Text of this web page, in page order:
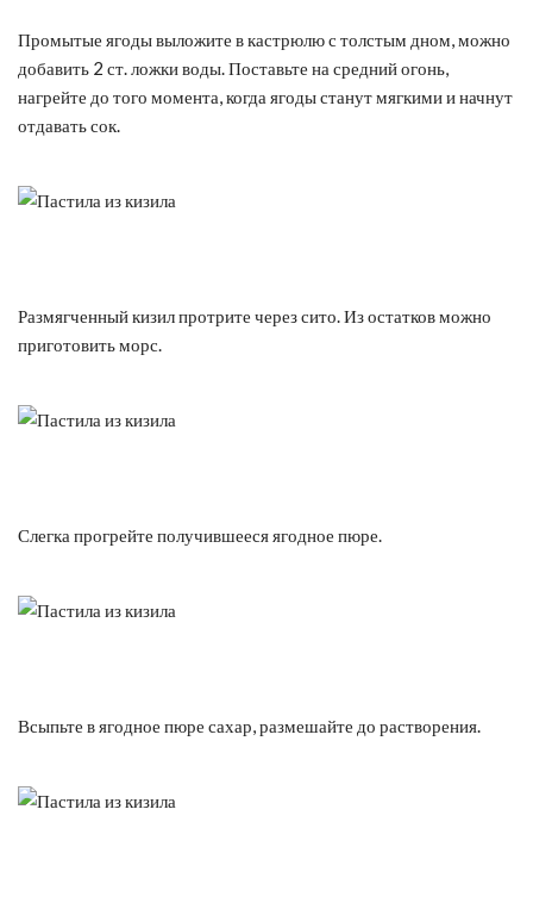
Промытые ягоды выложите в кастрюлю с толстым дном, можно
добавить 2 ст. ложки воды. Поставьте на средний огонь,
нагрейте до того момента, когда ягоды станут мягкими и начнут
отдавать сок.
Размягченный кизил протрите через сито. Из остатков можно
приготовить морс.
Слегка прогрейте получившееся ягодное пюре.
Всыпьте в ягодное пюре сахар, размешайте до растворения.